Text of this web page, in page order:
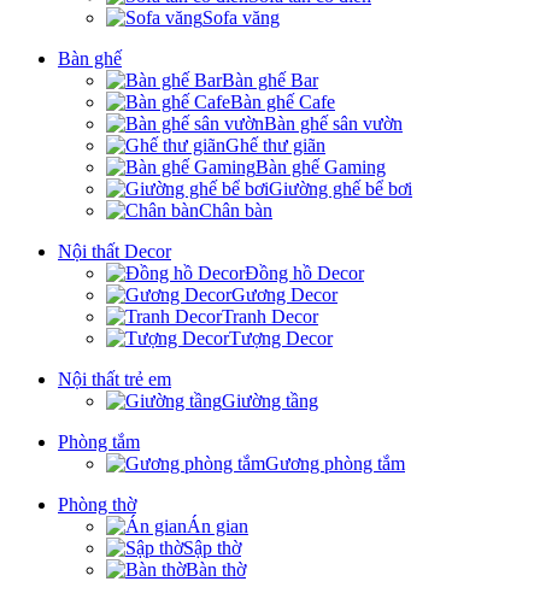
Sofa văng
Bàn ghế
Bàn ghế Bar
Bàn ghế Cafe
Bàn ghế sân vườn
Ghế thư giãn
Bàn ghế Gaming
Giường ghế bể bơi
Chân bàn
Nội thất Decor
Đồng hồ Decor
Gương Decor
Tranh Decor
Tượng Decor
Nội thất trẻ em
Giường tầng
Phòng tắm
Gương phòng tắm
Phòng thờ
Án gian
Sập thờ
Bàn thờ